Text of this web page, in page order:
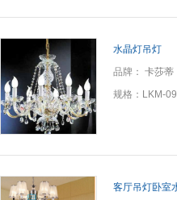
水晶灯吊灯
品牌： 卡莎蒂
规格： LKM-09